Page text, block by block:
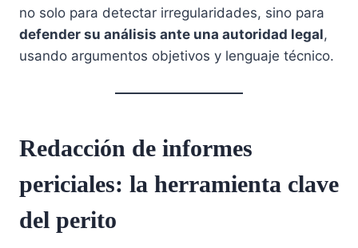
no solo para detectar irregularidades, sino para
defender su análisis ante una autoridad legal,
usando argumentos objetivos y lenguaje técnico.
Redacción de informes
periciales: la herramienta clave
del perito